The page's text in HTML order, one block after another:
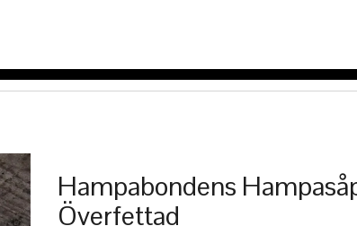
Hampabondens
Överfettad